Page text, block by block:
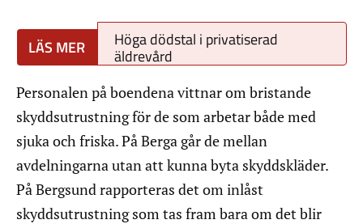
Höga dödstal i privatiserad
äldrevård
Personalen på boendena vittnar om bristande
skyddsutrustning för de som arbetar både med
sjuka och friska. På Berga går de mellan
avdelningarna utan att kunna byta skyddskläder.
På Bergsund rapporteras det om inlåst
skyddsutrustning som tas fram bara om det blir